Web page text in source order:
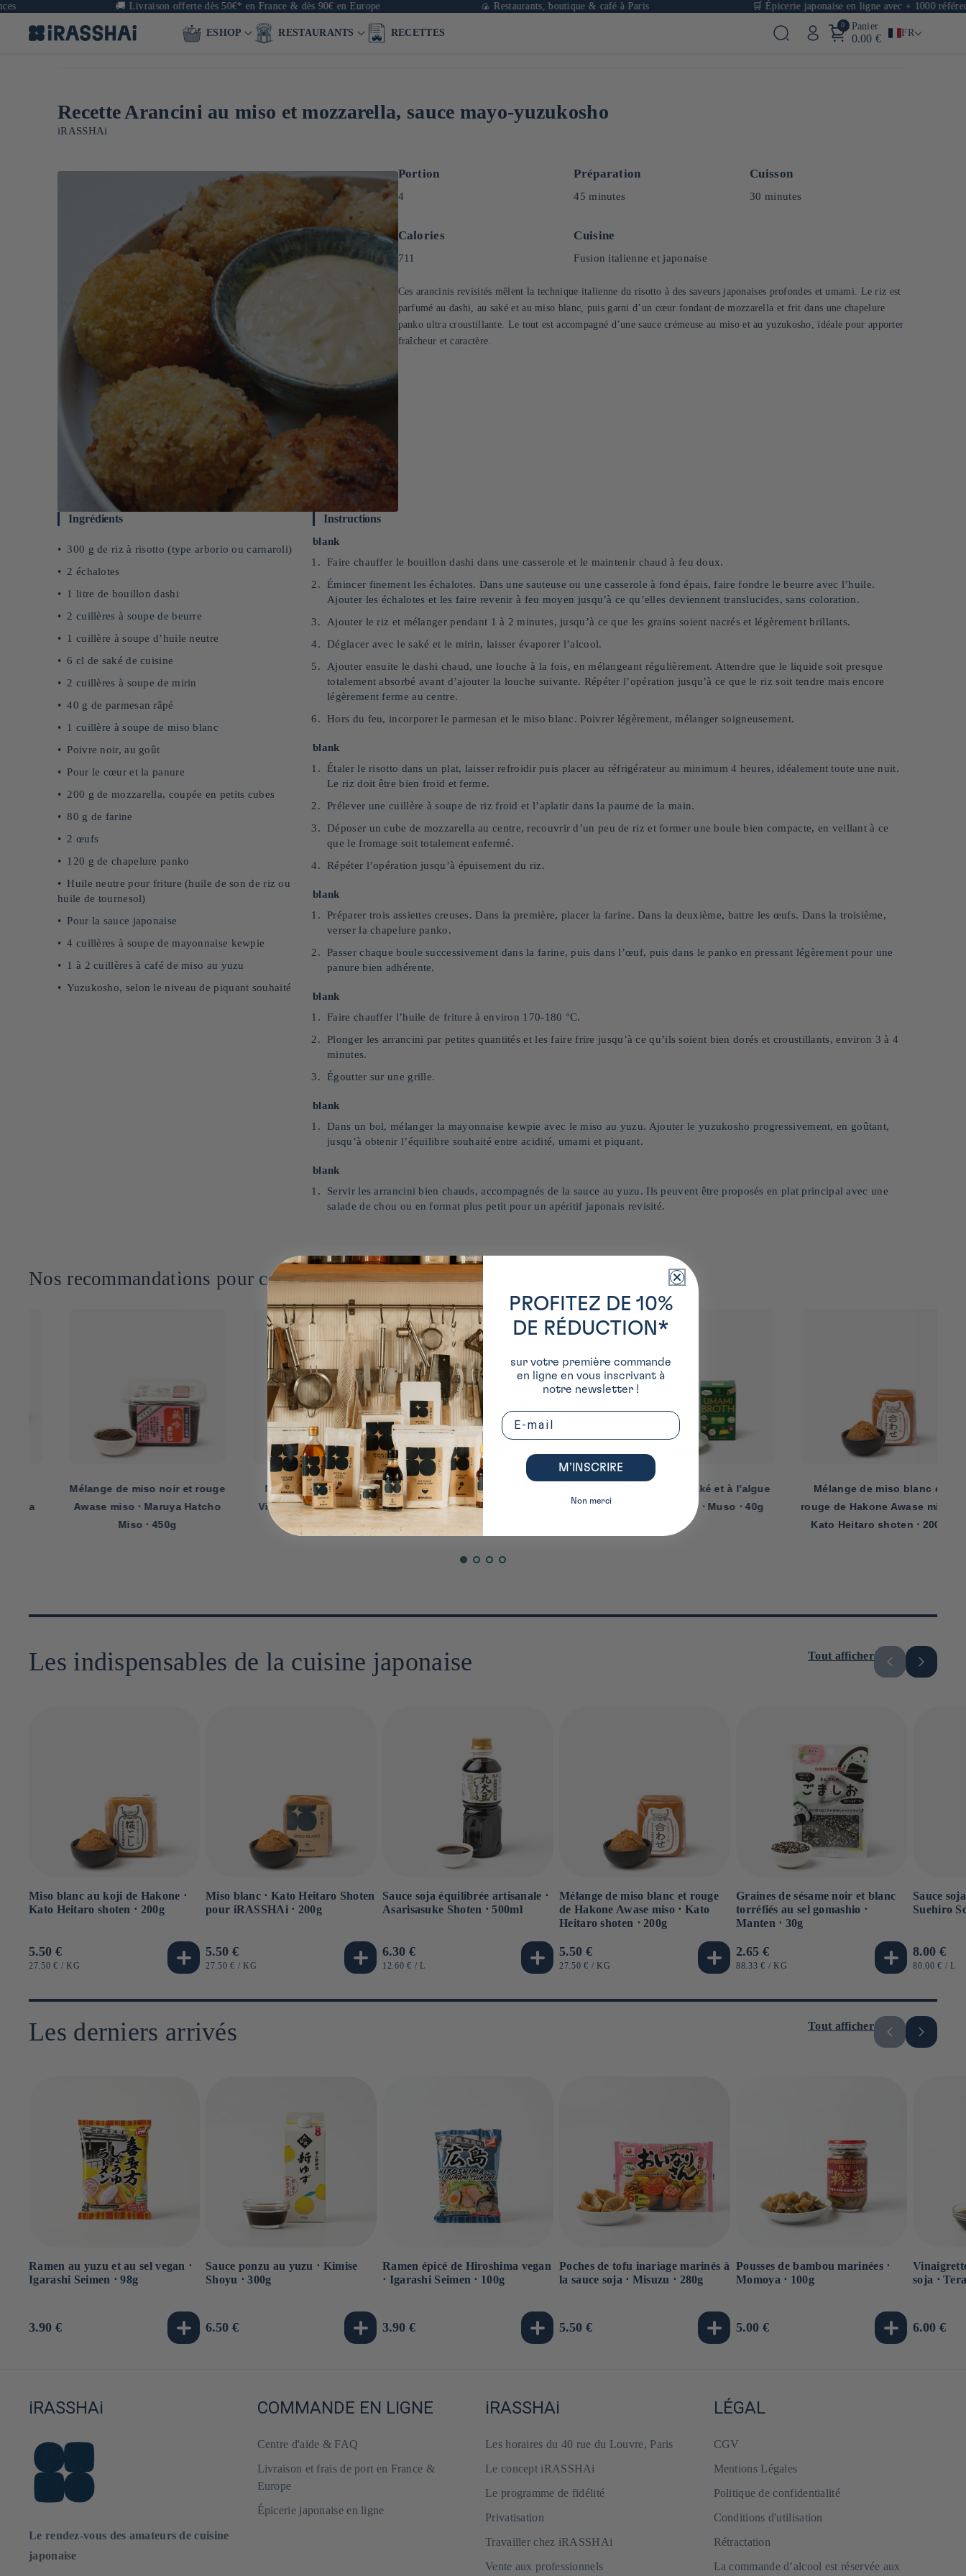
Livraison offerte dès 50€* en France & dès 90€ en Europe 🍙 Restaurants, boutique & café à Paris 🛒 Épicerie japonaise en ligne avec + 1000 références
ESHOP RESTAURANTS RECETTES
0 Panier
0.00 € FR
Recette Arancini au miso et mozzarella, sauce mayo-yuzukosho
iRASSHAi
Portion
4
Préparation
45 minutes
Cuisson
30 minutes
Calories
711
Cuisine
Fusion italienne et japonaise
Ces arancinis revisités mêlent la technique italienne du risotto à des saveurs japonaises profondes et umami. Le riz est
parfumé au dashi, au saké et au miso blanc, puis garni d’un cœur fondant de mozzarella et frit dans une chapelure
panko ultra croustillante. Le tout est accompagné d’une sauce crémeuse au miso et au yuzukosho, idéale pour apporter
fraîcheur et caractère.
Ingrédients
300 g de riz à risotto (type arborio ou carnaroli)
2 échalotes
1 litre de bouillon dashi
2 cuillères à soupe de beurre
1 cuillère à soupe d’huile neutre
6 cl de saké de cuisine
2 cuillères à soupe de mirin
40 g de parmesan râpé
1 cuillère à soupe de miso blanc
Poivre noir, au goût
Pour le cœur et la panure
200 g de mozzarella, coupée en petits cubes
80 g de farine
2 œufs
120 g de chapelure panko
Huile neutre pour friture (huile de son de riz ou
huile de tournesol)
Pour la sauce japonaise
4 cuillères à soupe de mayonnaise kewpie
1 à 2 cuillères à café de miso au yuzu
Yuzukosho, selon le niveau de piquant souhaité
Instructions
blank
Faire chauffer le bouillon dashi dans une casserole et le maintenir chaud à feu doux.
Émincer finement les échalotes. Dans une sauteuse ou une casserole à fond épais, faire fondre le beurre avec l’huile.
Ajouter les échalotes et les faire revenir à feu moyen jusqu’à ce qu’elles deviennent translucides, sans coloration.
Ajouter le riz et mélanger pendant 1 à 2 minutes, jusqu’à ce que les grains soient nacrés et légèrement brillants.
Déglacer avec le saké et le mirin, laisser évaporer l’alcool.
Ajouter ensuite le dashi chaud, une louche à la fois, en mélangeant régulièrement. Attendre que le liquide soit presque
totalement absorbé avant d’ajouter la louche suivante. Répéter l’opération jusqu’à ce que le riz soit tendre mais encore
légèrement ferme au centre.
Hors du feu, incorporer le parmesan et le miso blanc. Poivrer légèrement, mélanger soigneusement.
blank
Étaler le risotto dans un plat, laisser refroidir puis placer au réfrigérateur au minimum 4 heures, idéalement toute une nuit.
Le riz doit être bien froid et ferme.
Prélever une cuillère à soupe de riz froid et l’aplatir dans la paume de la main.
Déposer un cube de mozzarella au centre, recouvrir d’un peu de riz et former une boule bien compacte, en veillant à ce
que le fromage soit totalement enfermé.
Répéter l’opération jusqu’à épuisement du riz.
blank
Préparer trois assiettes creuses. Dans la première, placer la farine. Dans la deuxième, battre les œufs. Dans la troisième,
verser la chapelure panko.
Passer chaque boule successivement dans la farine, puis dans l’œuf, puis dans le panko en pressant légèrement pour une
panure bien adhérente.
blank
Faire chauffer l’huile de friture à environ 170-180 °C.
Plonger les arrancini par petites quantités et les faire frire jusqu’à ce qu’ils soient bien dorés et croustillants, environ 3 à 4
minutes.
Égoutter sur une grille.
blank
Dans un bol, mélanger la mayonnaise kewpie avec le miso au yuzu. Ajouter le yuzukosho progressivement, en goûtant,
jusqu’à obtenir l’équilibre souhaité entre acidité, umami et piquant.
blank
Servir les arrancini bien chauds, accompagnés de la sauce au yuzu. Ils peuvent être proposés en plat principal avec une
salade de chou ou en format plus petit pour un apéritif japonais revisité.
Nos recommandations pour cette recette :
Mélange de miso noir et rouge
Awase miso ⋅ Maruya Hatcho
Miso ⋅ 450g
Miso blanc au koji ⋅ Kono
Vinegar Miso Manufacturing
Factory ⋅ 400g
Miso blanc au riz koshihikari ⋅
Yamataka ⋅ 750g
Dashi au shiitaké et à l'algue
kombu vegan ⋅ Muso ⋅ 40g
Mélange de miso blanc et
rouge de Hakone Awase miso ⋅
Kato Heitaro shoten ⋅ 200g
Les indispensables de la cuisine japonaise Tout afficher
Miso blanc au koji de Hakone ⋅
Kato Heitaro shoten ⋅ 200g
Prix
habituel
5.50 €
PRIX
27.50 € / PAR
KG
Miso blanc ⋅ Kato Heitaro Shoten
pour iRASSHAi ⋅ 200g
Prix
habituel
5.50 €
PRIX
27.50 € / PAR
KG
Sauce soja équilibrée artisanale ⋅
Asarisasuke Shoten ⋅ 500ml
Prix
habituel
6.30 €
PRIX
12.60 € / PAR
L
Mélange de miso blanc et rouge
de Hakone Awase miso ⋅ Kato
Heitaro shoten ⋅ 200g
Prix
habituel
5.50 €
PRIX
27.50 € / PAR
KG
Graines de sésame noir et blanc
torréfiés au sel gomashio ⋅
Manten ⋅ 30g
Prix
habituel
2.65 €
PRIX
88.33 € / PAR
KG
Sauce
Suehiro
Prix
habituel
8.00 €
PRIX
80.00 € / L
Les derniers arrivés Tout afficher
Ramen au yuzu et au sel vegan ⋅
Igarashi Seimen ⋅ 98g
Prix
3.90 €
Sauce ponzu au yuzu ⋅ Kimise
Shoyu ⋅ 300g
Prix
6.50 €
Ramen épicé de Hiroshima vegan
⋅ Igarashi Seimen ⋅ 100g
Prix
3.90 €
Poches de tofu inariage marinés à
la sauce soja ⋅ Misuzu ⋅ 280g
Prix
5.50 €
Pousses de bambou marinées ⋅
Momoya ⋅ 100g
Prix
5.00 €
soja ⋅
Prix
6.00 €
iRASSHAi
Le rendez-vous des amateurs de cuisine
japonaise
COMMANDE EN LIGNE
Centre d'aide & FAQ
Livraison et frais de port en France &
Europe
Épicerie japonaise en ligne
iRASSHAi
Les horaires du 40 rue du Louvre, Paris
Le concept iRASSHAi
Le programme de fidélité
Privatisation
Travailler chez iRASSHAi
Vente aux professionnels
LÉGAL
CGV
Mentions Légales
Politique de confidentialité
Conditions d'utilisation
Rétractation
La commande d’alcool est réservée aux
PROFITEZ DE 10%
DE RÉDUCTION*
sur votre première commande
en ligne en vous inscrivant à
notre newsletter !
Email
M’INSCRIRE
Non merci